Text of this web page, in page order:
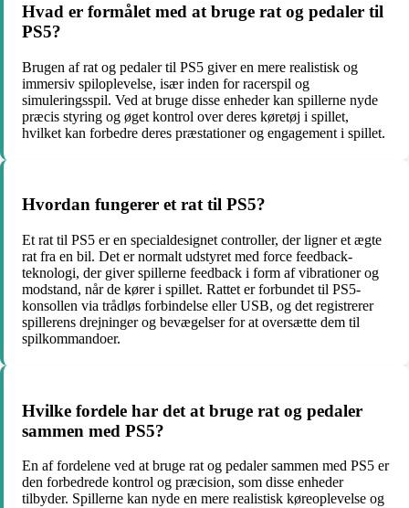
Hvad er formålet med at bruge rat og pedaler til
PS5?
Brugen af rat og pedaler til PS5 giver en mere realistisk og
immersiv spiloplevelse, især inden for racerspil og
simuleringsspil. Ved at bruge disse enheder kan spillerne nyde
præcis styring og øget kontrol over deres køretøj i spillet,
hvilket kan forbedre deres præstationer og engagement i spillet.
Hvordan fungerer et rat til PS5?
Et rat til PS5 er en specialdesignet controller, der ligner et ægte
rat fra en bil. Det er normalt udstyret med force feedback-
teknologi, der giver spillerne feedback i form af vibrationer og
modstand, når de kører i spillet. Rattet er forbundet til PS5-
konsollen via trådløs forbindelse eller USB, og det registrerer
spillerens drejninger og bevægelser for at oversætte dem til
spilkommandoer.
Hvilke fordele har det at bruge rat og pedaler
sammen med PS5?
En af fordelene ved at bruge rat og pedaler sammen med PS5 er
den forbedrede kontrol og præcision, som disse enheder
tilbyder. Spillerne kan nyde en mere realistisk køreoplevelse og